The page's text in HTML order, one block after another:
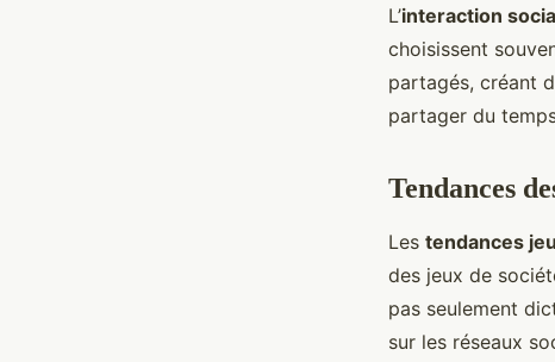
L’interaction
choisissent
partagés, créant
partager du
Tendances
Les tendances
des jeux de
pas seulement
sur les réseaux